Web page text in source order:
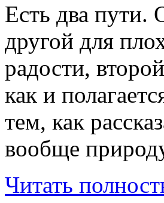
Есть два пути.
другой для
радости,
как и
тем, как
вообще
Читать